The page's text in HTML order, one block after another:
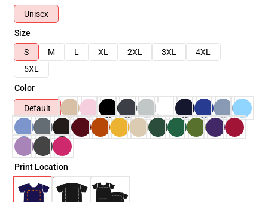
Unisex
Size
S
M L XL 2XL 3XL
4XL
5XL
Color
Default
Print Location